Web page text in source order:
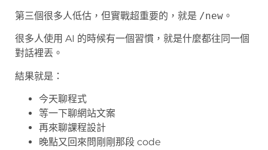
第三個很多人低估，但實戰超重要的，就是 /new 。
很多人使用 AI 的時候有一個習慣，就是什麼都往同一個
對話裡丟。
結果就是：
今天聊程式
等一下聊網站文案
再來聊課程設計
晚點又回來問剛剛那段 code